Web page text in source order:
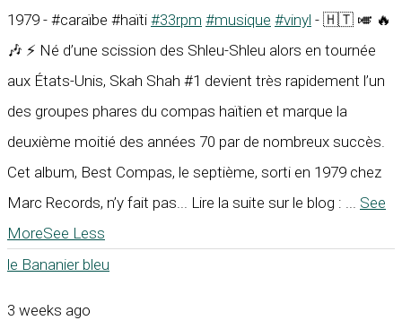
1979 - #caraïbe #haïti #33rpm #musique #vinyl - 🇭🇹 🎺 🔥
🎶 ⚡ Né d’une scission des Shleu-Shleu alors en tournée
aux États-Unis, Skah Shah #1 devient très rapidement l’un
des groupes phares du compas haïtien et marque la
deuxième moitié des années 70 par de nombreux succès.
Cet album, Best Compas, le septième, sorti en 1979 chez
Marc Records, n’y fait pas... Lire la suite sur le blog : ... See
MoreSee Less
le Bananier bleu
3 weeks ago